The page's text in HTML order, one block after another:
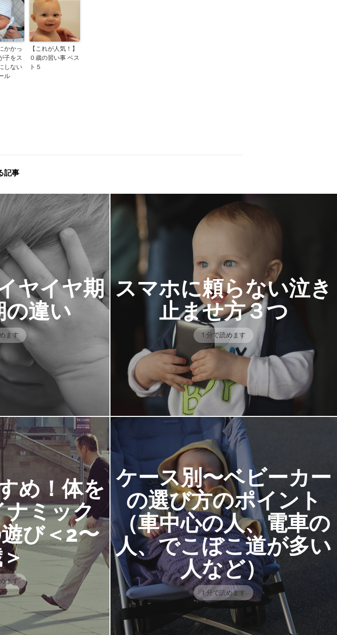
かかっ
子をス
しない
ル
【これが人気！】
０歳の習い事 ベス
ト５
記事
ヤイヤ期
の違い
ます
スマホに頼らない泣き
止ませ方３つ
1 分で読めます
め！体を
ナミック
び＜2〜
ます
ケース別〜ベビーカー
の選び方のポイント
（車中心の人、電車の
人、でこぼこ道が多い
人など）
1 分で読めます